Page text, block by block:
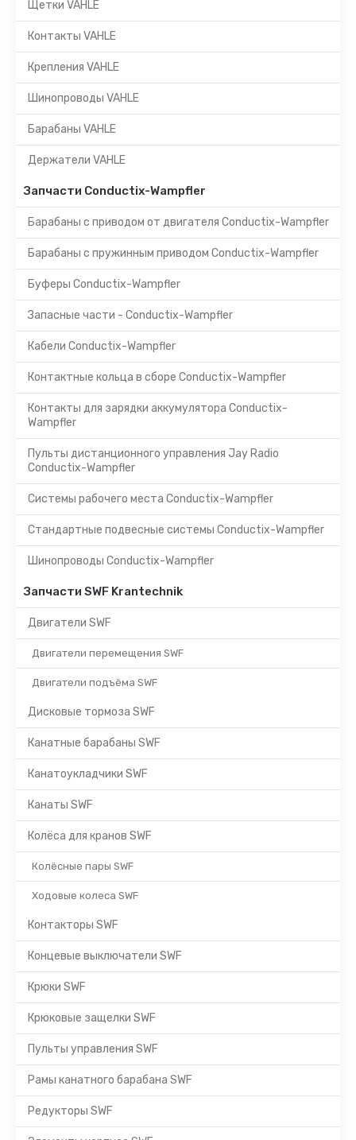
Щетки VAHLE
Контакты VAHLE
Крепления VAHLE
Шинопроводы VAHLE
Барабаны VAHLE
Держатели VAHLE
Запчасти Conductix-Wampfler
Барабаны с приводом от двигателя Conductix-Wampfler
Барабаны с пружинным приводом Conductix-Wampfler
Буферы Conductix-Wampfler
Запасные части - Conductix-Wampfler
Кабели Conductix-Wampfler
Контактные кольца в сборе Conductix-Wampfler
Контакты для зарядки аккумулятора Conductix-
Wampfler
Пульты дистанционного управления Jay Radio
Conductix-Wampfler
Системы рабочего места Conductix-Wampfler
Стандартные подвесные системы Conductix-Wampfler
Шинопроводы Conductix-Wampfler
Запчасти SWF Krantechnik
Двигатели SWF
Двигатели перемещения SWF
Двигатели подъёма SWF
Дисковые тормоза SWF
Канатные барабаны SWF
Канатоукладчики SWF
Канаты SWF
Колёса для кранов SWF
Колёсные пары SWF
Ходовые колеса SWF
Контакторы SWF
Концевые выключатели SWF
Крюки SWF
Крюковые защелки SWF
Пульты управления SWF
Рамы канатного барабана SWF
Редукторы SWF